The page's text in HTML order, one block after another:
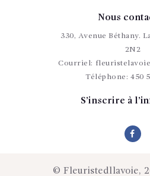
Nous
330, Avenue Béthany.
2N2
Courriel:
Téléphone: 450
S’inscrire à
© Fleuristedllavoie,